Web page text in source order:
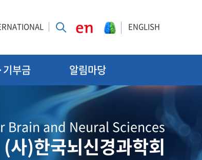
ENGLISH
기부금 알림마당
Brain and Neural Sciences
(사)한국뇌신경과학회